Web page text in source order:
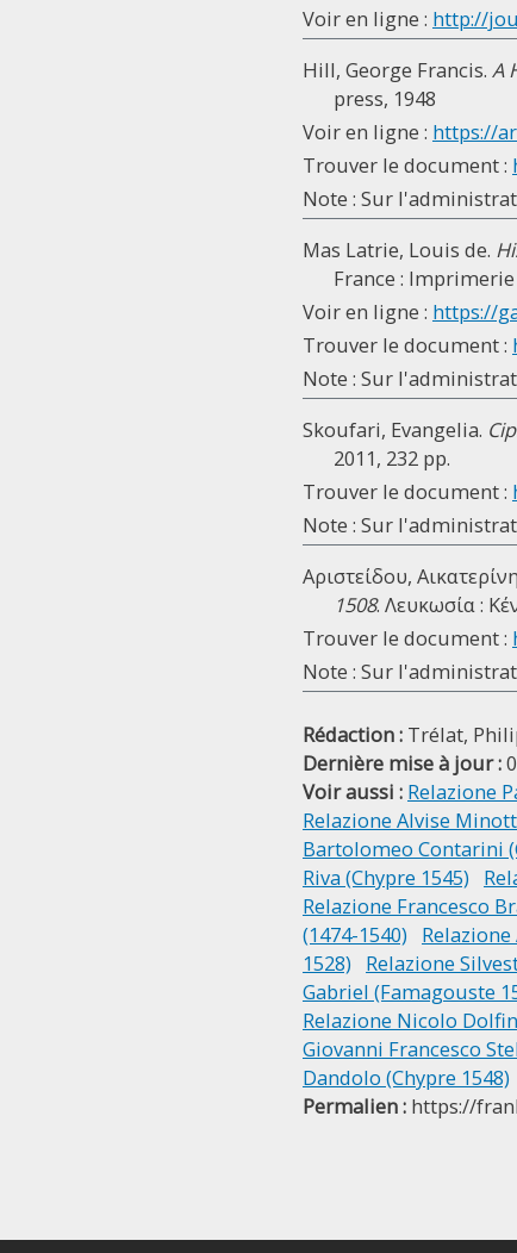
Voir en ligne : http://
Hill, George Francis. A
press, 1948
Voir en ligne : https://
Trouver le document :
Note : Sur
Mas Latrie, Louis de.
France : Imprimerie
Voir en ligne : https://
Trouver le document :
Note : Sur
Skoufari, Evangelia.
2011, 232 pp.
Trouver le document :
Note : Sur
Αριστείδου,
1508. Λευκωσία :
Trouver le document :
Note : Sur
Rédaction : Trélat,
Dernière mise à jour :
Voir aussi : Relazione
Relazione Alvise
Bartolomeo Contarini
Riva (Chypre 1545)
Relazione Francesco
(1474-1540)
1528)
Relazione
Gabriel (Famagouste
Relazione Nicolo
Giovanni Francesco
Dandolo (Chypre 1548)
Permalien : https://